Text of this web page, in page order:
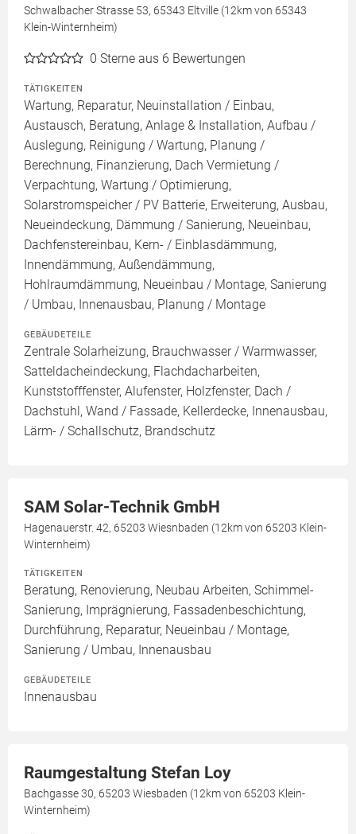
Schwalbacher Strasse 53, 65343 Eltville (12km von 65343
Klein-Winternheim)
0 Sterne aus 6 Bewertungen
TÄTIGKEITEN
Wartung, Reparatur, Neuinstallation / Einbau,
Austausch, Beratung, Anlage & Installation, Aufbau /
Auslegung, Reinigung / Wartung, Planung /
Berechnung, Finanzierung, Dach Vermietung /
Verpachtung, Wartung / Optimierung,
Solarstromspeicher / PV Batterie, Erweiterung, Ausbau,
Neueindeckung, Dämmung / Sanierung, Neueinbau,
Dachfenstereinbau, Kern- / Einblasdämmung,
Innendämmung, Außendämmung,
Hohlraumdämmung, Neueinbau / Montage, Sanierung
/ Umbau, Innenausbau, Planung / Montage
GEBÄUDETEILE
Zentrale Solarheizung, Brauchwasser / Warmwasser,
Satteldacheindeckung, Flachdacharbeiten,
Kunststofffenster, Alufenster, Holzfenster, Dach /
Dachstuhl, Wand / Fassade, Kellerdecke, Innenausbau,
Lärm- / Schallschutz, Brandschutz
SAM Solar-Technik GmbH
Hagenauerstr. 42, 65203 Wiesnbaden (12km von 65203 Klein-
Winternheim)
TÄTIGKEITEN
Beratung, Renovierung, Neubau Arbeiten, Schimmel-
Sanierung, Imprägnierung, Fassadenbeschichtung,
Durchführung, Reparatur, Neueinbau / Montage,
Sanierung / Umbau, Innenausbau
GEBÄUDETEILE
Innenausbau
Raumgestaltung Stefan Loy
Bachgasse 30, 65203 Wiesbaden (12km von 65203 Klein-
Winternheim)